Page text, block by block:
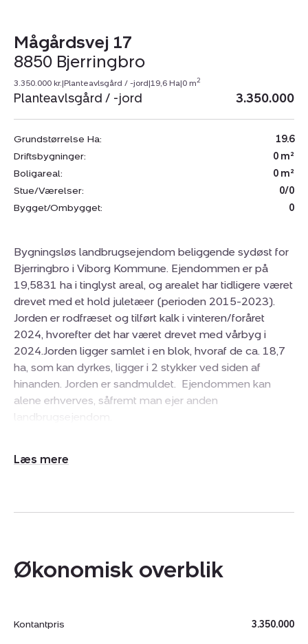
Mågårdsvej 17
8850 Bjerringbro
3.350.000 kr.|Planteavlsgård / -jord|19,6 Ha|0 m2
Planteavlsgård / -jord 3.350.000
Grundstørrelse Ha:
19.6
Driftsbygninger:
0 m²
Boligareal:
0 m²
Stue/Værelser:
0/0
Bygget/Ombygget:
0
Bygningsløs landbrugsejendom beliggende sydøst for
Bjerringbro i Viborg Kommune. Ejendommen er på
19,5831 ha i tinglyst areal, og arealet har tidligere været
drevet med et hold juletæer (perioden 2015-2023).
Jorden er rodfræset og tilført kalk i vinteren/foråret
2024, hvorefter det har været drevet med vårbyg i
2024.Jorden ligger samlet i en blok, hvoraf de ca. 18,7
ha, som kan dyrkes, ligger i 2 stykker ved siden af
hinanden. Jorden er sandmuldet. Ejendommen kan
alene erhverves, såfremt man ejer anden
landbrugsejendom.
Økonomisk overblik
Kontantpris 3.350.000